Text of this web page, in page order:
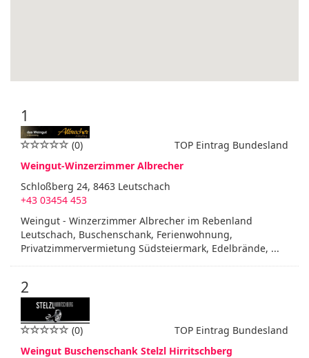
1
TOP Eintrag Bundesland
(0)
Weingut-Winzerzimmer Albrecher
Schloßberg 24, 8463 Leutschach
+43 03454 453
Weingut - Winzerzimmer Albrecher im Rebenland
Leutschach, Buschenschank, Ferienwohnung,
Privatzimmervermietung Südsteiermark, Edelbrände, ...
2
TOP Eintrag Bundesland
(0)
Weingut Buschenschank Stelzl Hirritschberg